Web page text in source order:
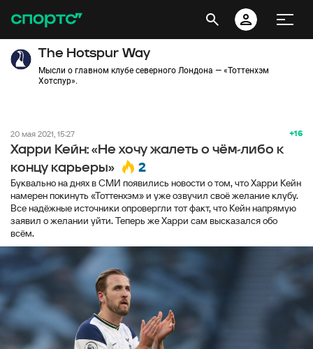
The Hotspur Way
Мысли о главном клубе северного Лондона — «Тоттенхэм
Хотспур».
+16
20 мая 2021, 15:27
Харри Кейн: «Не хочу жалеть о чём-либо к
концу карьеры»
2
Буквально на днях в СМИ появились новости о том, что Харри Кейн
намерен покинуть «Тоттенхэм» и уже озвучил своё желание клубу.
Все надёжные источники опровергли тот факт, что Кейн напрямую
заявил о желании уйти. Теперь же Харри сам высказался обо
всём.